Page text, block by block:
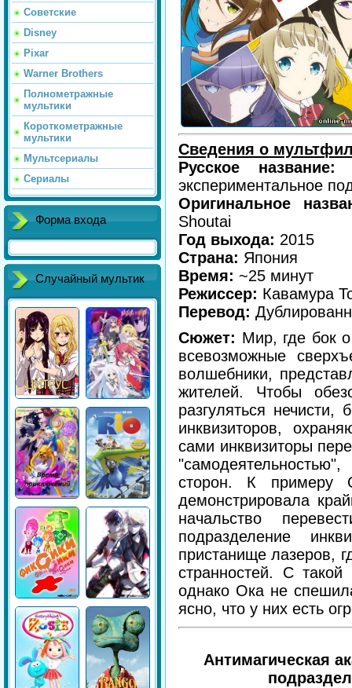
Советские
Disney
Pixar
Warner Brothers
Полнометражные
мультики
Короткометражные
мультики
Мультсериалы
Сериалы
Форма входа
Случайный мультик
Сведения о
Русское
экспериментальное
Оригинальное
Shoutai
Год выхода: 2015
Страна: Япония
Время: ~25 минут
Режиссер: Кавамура
Перевод:
Сюжет: Мир, где бок
всевозможные
волшебники,
жителей. Чтобы
разгуляться
инквизиторов,
сами инквизиторы
сторон. К
демонстрировала
начальство
подразделение
пристанище лазеров,
странностей. С
однако Ока не
ясно, что у них есть
Антимагическая